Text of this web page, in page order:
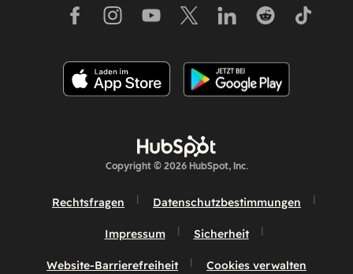
Copyright © 2026 HubSpot, Inc.
Rechtsfragen Datenschutzbestimmungen
Impressum Sicherheit
Website-Barrierefreiheit Cookies verwalten